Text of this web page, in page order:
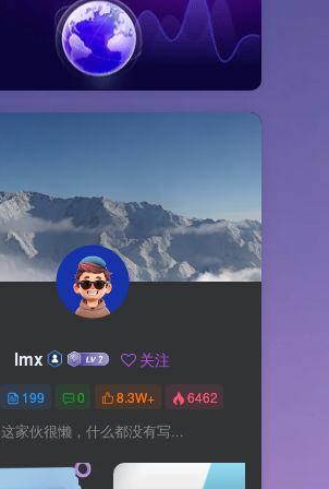
lmx 关注
199 0 8.3W+ 6462
这家伙很懒，什么都没有写...